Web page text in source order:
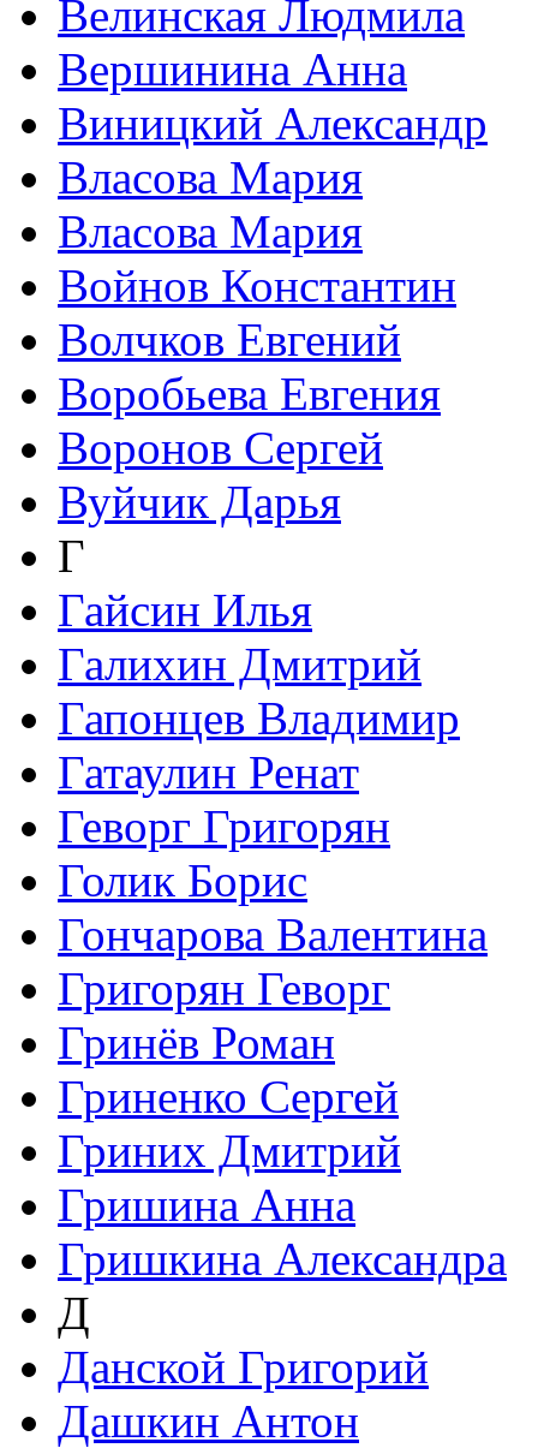
Велинская Людмила
Вершинина Анна
Виницкий Александр
Власова Мария
Власова Мария
Войнов Константин
Волчков Евгений
Воробьева Евгения
Воронов Сергей
Вуйчик Дарья
Г
Гайсин Илья
Галихин Дмитрий
Гапонцев Владимир
Гатаулин Ренат
Геворг Григорян
Голик Борис
Гончарова Валентина
Григорян Геворг
Гринёв Роман
Гриненко Сергей
Гриних Дмитрий
Гришина Анна
Гришкина Александра
Д
Данской Григорий
Дашкин Антон